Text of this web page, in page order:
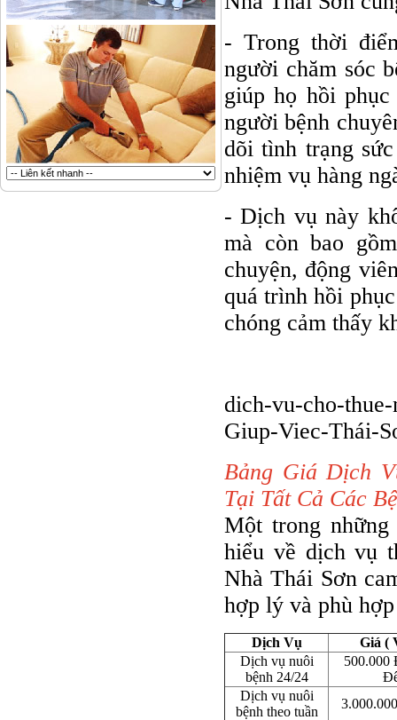
- Trong thời
người chăm sóc
giúp họ hồi
người bệnh
dõi tình trạng
nhiệm vụ hàng
- Dịch vụ này
mà còn bao
chuyện, động
quá trình hồi
chóng cảm thấy
dich-vu-cho-
Giup-Viec-Thái-
Bảng Giá Dịch
Tại Tất Cả Các
Một trong
hiểu về dịch vụ
Nhà Thái Sơn
hợp lý và phù
Dịch Vụ
Giá (
Dịch vụ nuôi
bệnh 24/24
500.000
Dịch vụ nuôi
bệnh theo tuần